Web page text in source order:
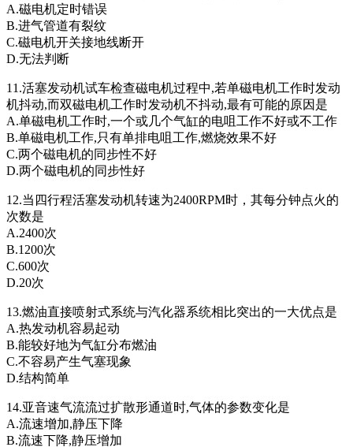
A.磁电机定时错误
B.进气管道有裂纹
C.磁电机开关接地线断开
D.无法判断
11.活塞发动机试车检查磁电机过程中,若单磁电机工作时发动
机抖动,而双磁电机工作时发动机不抖动,最有可能的原因是
A.单磁电机工作时,一个或几个气缸的电咀工作不好或不工作
B.单磁电机工作,只有单排电咀工作,燃烧效果不好
C.两个磁电机的同步性不好
D.两个磁电机的同步性好
12.当四行程活塞发动机转速为2400RPM时，其每分钟点火的
次数是
A.2400次
B.1200次
C.600次
D.20次
13.燃油直接喷射式系统与汽化器系统相比突出的一大优点是
A.热发动机容易起动
B.能较好地为气缸分布燃油
C.不容易产生气塞现象
D.结构简单
14.亚音速气流流过扩散形通道时,气体的参数变化是
A.流速增加,静压下降
B.流速下降,静压增加